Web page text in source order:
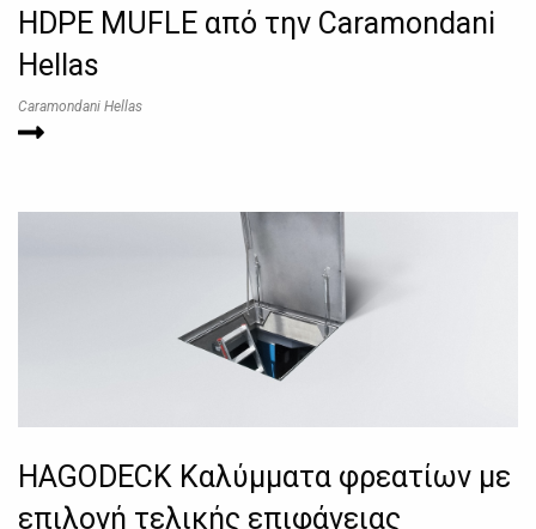
HDPE MUFLE από την Caramondani
Hellas
Caramondani Hellas
HAGODECK Kαλύμματα φρεατίων με
επιλογή τελικής επιφάνειας